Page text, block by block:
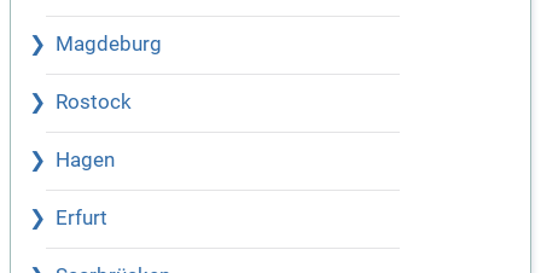
Magdeburg
Rostock
Hagen
Erfurt